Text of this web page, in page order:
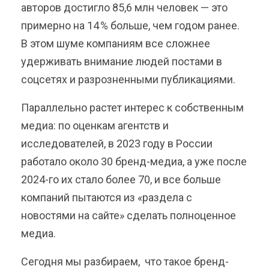
авторов достигло 85,6 млн человек — это
примерно на 14 % больше, чем годом ранее.
В этом шуме компаниям все сложнее
удерживать внимание людей постами в
соцсетях и разрозненными публикациями.
Параллельно растет интерес к собственным
медиа: по оценкам агентств и
исследователей, в 2023 году в России
работало около 30 бренд-медиа, а уже после
2024-го их стало более 70, и все больше
компаний пытаются из «раздела с
новостями на сайте» сделать полноценное
медиа.
Сегодня мы разбираем, что такое бренд-